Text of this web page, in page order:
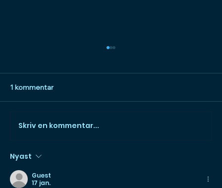
Olika copywriting metoder
1 kommentar
Skriv en kommentar...
Nyast
Guest
17 jan.